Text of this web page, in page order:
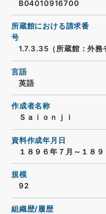
B04010916700
所蔵館における請求番
号
1.7.3.35（所蔵館：外務
言語
英語
作成者名称
Ｓａｉｏｎｊｉ
資料作成年月日
１８９６年７月～１８９
規模
92
組織歴/履歴